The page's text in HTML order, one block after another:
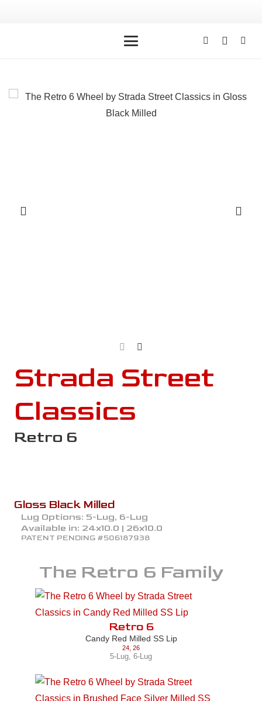
Strada Street
Classics
Retro 6
Gloss Black Milled
Lug Options: 5-Lug, 6-Lug
Available in: 24x10.0 | 26x10.0
PATENT PENDING #506187938
The Retro 6 Family
Retro 6
Candy Red Milled SS Lip
24 26
5-Lug, 6-Lug